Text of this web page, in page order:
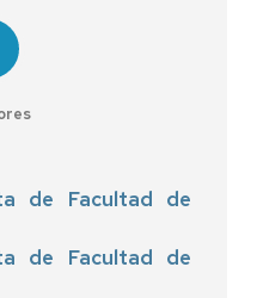
de Facultad de
de Facultad de